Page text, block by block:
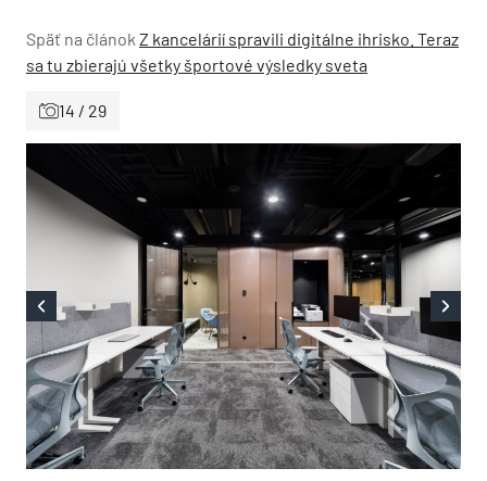
Späť na článok Z kancelárií spravili digitálne ihrisko. Teraz
sa tu zbierajú všetky športové výsledky sveta
14 / 29